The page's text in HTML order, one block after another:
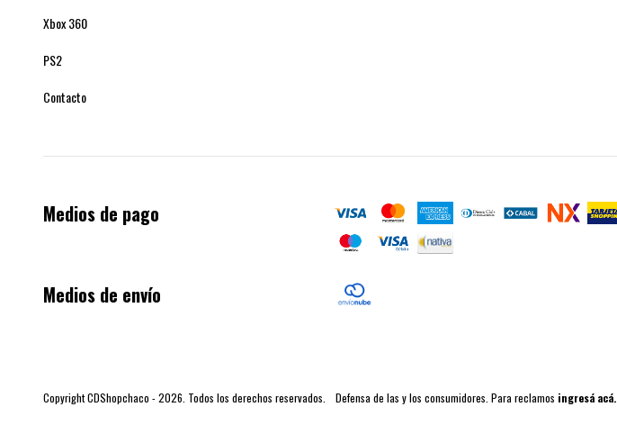
Xbox 360
PS2
Contacto
Medios de pago
Medios de envío
Copyright CDShopchaco - 2026. Todos los derechos reservados. Defensa de las y los consumidores. Para reclamos ingresá acá.